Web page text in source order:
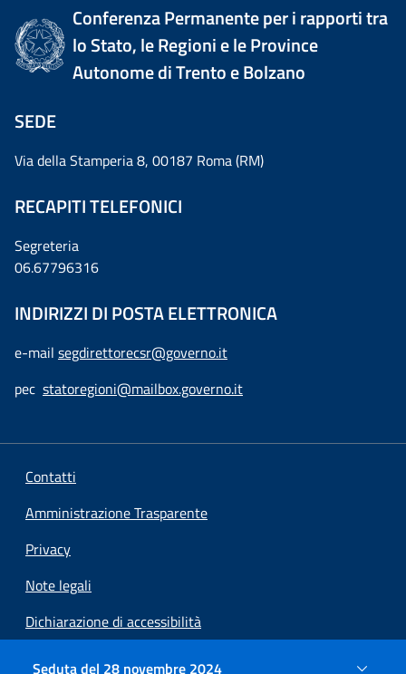
Seduta del 28 novembre 2024
Conferenza Permanente per i rapporti tra
lo Stato, le Regioni e le Province
Autonome di Trento e Bolzano
SEDE
Via della Stamperia 8, 00187 Roma (RM)
RECAPITI TELEFONICI
Segreteria
06.67796316
INDIRIZZI DI POSTA ELETTRONICA
e-mail segdirettorecsr@governo.it
pec statoregioni@mailbox.governo.it
Contatti
Amministrazione Trasparente
Privacy
Note legali
Dichiarazione di accessibilità
Preferenze cookie